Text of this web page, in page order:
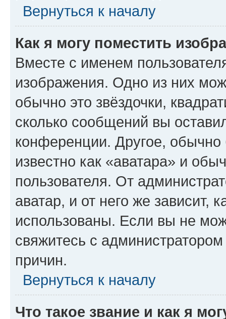
Вернуться к началу
Как я могу поместить
Вместе с именем
изображения. Одно из них
обычно это звёздочки,
сколько сообщений вы
конференции. Другое,
известно как «аватара» и
пользователя. От
аватар, и от него же зависит,
использованы. Если вы не
свяжитесь с
причин.
Вернуться к началу
Что такое звание и как я